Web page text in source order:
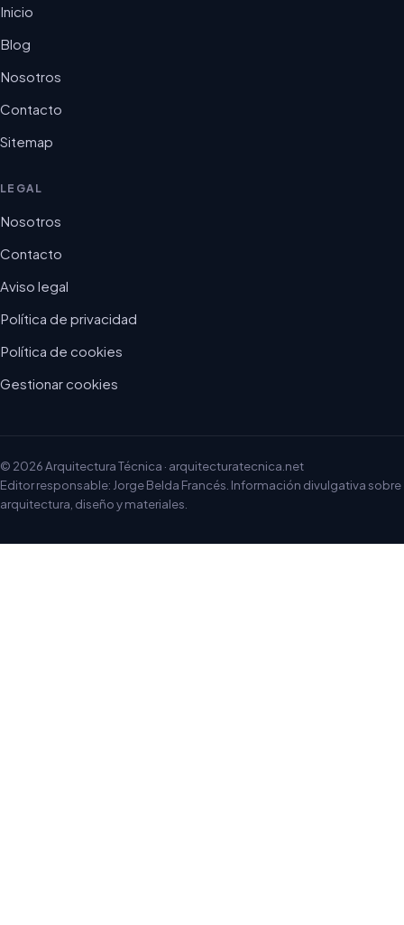
Inicio
Blog
Nosotros
Contacto
Sitemap
LEGAL
Nosotros
Contacto
Aviso legal
Política de privacidad
Política de cookies
Gestionar cookies
© 2026 Arquitectura Técnica · arquitecturatecnica.net
Editor responsable: Jorge Belda Francés. Información divulgativa sobre
arquitectura, diseño y materiales.